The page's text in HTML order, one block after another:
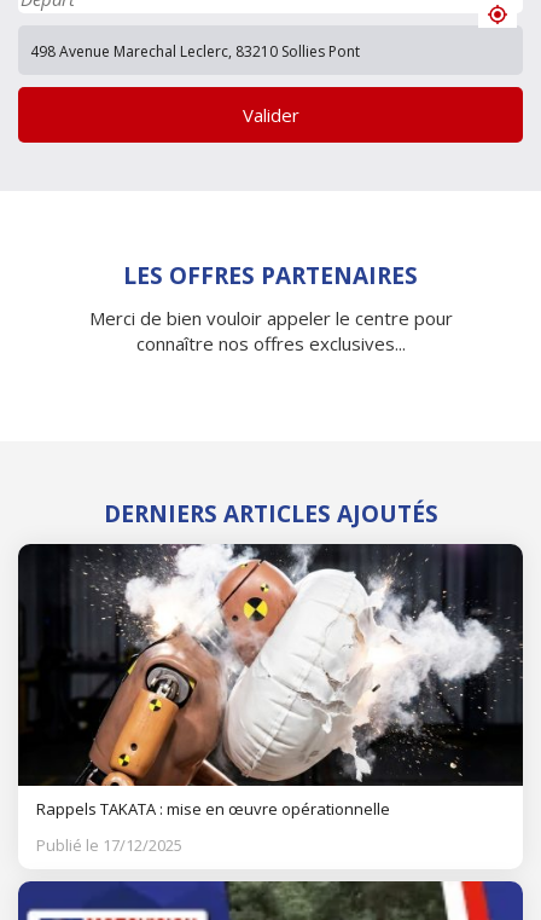
Valider
LES OFFRES PARTENAIRES
Merci de bien vouloir appeler le centre pour
connaître nos offres exclusives...
DERNIERS ARTICLES AJOUTÉS
Rappels TAKATA : mise en œuvre opérationnelle
Publié le 17/12/2025